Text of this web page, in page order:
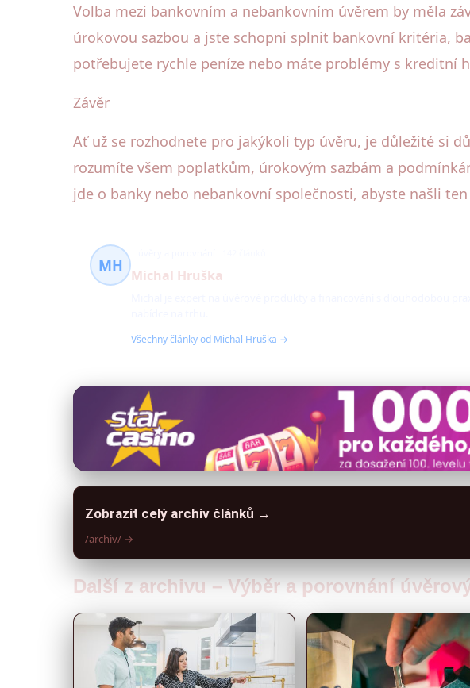
Volba mezi bankovním a nebankovním úvěrem by měla
úrokovou sazbou a jste schopni splnit bankovní kritéria,
potřebujete rychle peníze nebo máte problémy s kreditní
Závěr
Ať už se rozhodnete pro jakýkoli typ úvěru, je důležité si
rozumíte všem poplatkům, úrokovým sazbám a
jde o banky nebo nebankovní společnosti, abyste našli
MH
Michal Hruška
Všechny články od Michal Hruška →
Zobrazit celý archiv článků →
/archiv/ →
Další z archivu – Výběr a porovnání